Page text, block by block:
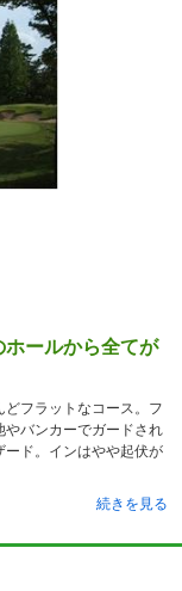
ールから全てが
フラットなコース。フ
やバンカーでガードされ
ド。インはやや起伏が
続きを見る